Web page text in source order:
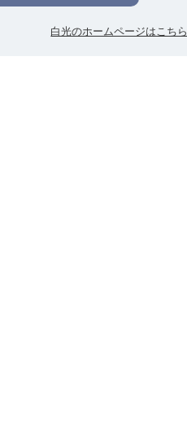
白光のホームページはこちら